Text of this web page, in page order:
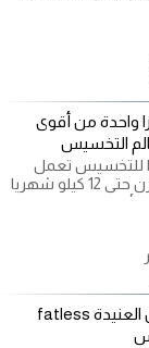
واحدة من أقوى
التخسيس
للتخسيس تعمل
على إنقاص الوزن حتى 12 كيلو شهريا
وتفتيت
لتفتيت الدهون العنيدة fatless